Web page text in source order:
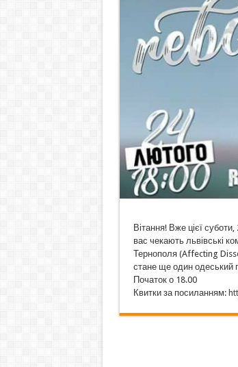
Вітання! Вже цієї
вас чекають львівські
Тернополя (Affecting
стане ще один одеський
Початок о 18.00
Квитки за посиланням: